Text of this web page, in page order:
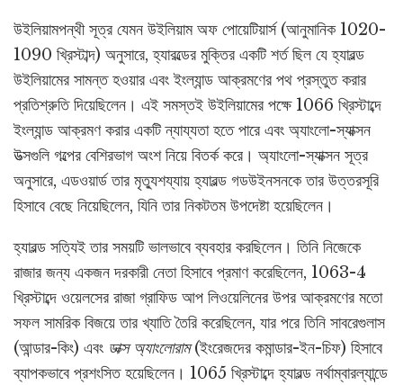
উইলিয়ামপন্থী সূত্র যেমন উইলিয়াম অফ পোয়েটিয়ার্স (আনুমানিক 1020-
1090 খ্রিস্টাব্দ) অনুসারে, হ্যারল্ডের মুক্তির একটি শর্ত ছিল যে হ্যারল্ড
উইলিয়ামের সামন্ত হওয়ার এবং ইংল্যান্ড আক্রমণের পথ প্রস্তুত করার
প্রতিশ্রুতি দিয়েছিলেন। এই সমস্তই উইলিয়ামের পক্ষে 1066 খ্রিস্টাব্দে
ইংল্যান্ড আক্রমণ করার একটি ন্যায্যতা হতে পারে এবং অ্যাংলো-স্যাক্সন
উত্সগুলি গল্পের বেশিরভাগ অংশ নিয়ে বিতর্ক করে। অ্যাংলো-স্যাক্সন সূত্র
অনুসারে, এডওয়ার্ড তার মৃত্যুশয্যায় হ্যারল্ড গডউইনসনকে তার উত্তরসূরি
হিসাবে বেছে নিয়েছিলেন, যিনি তার নিকটতম উপদেষ্টা হয়েছিলেন।
হ্যারল্ড সত্যিই তার সময়টি ভালভাবে ব্যবহার করছিলেন। তিনি নিজেকে
রাজার জন্য একজন দরকারী নেতা হিসাবে প্রমাণ করেছিলেন, 1063-4
খ্রিস্টাব্দে ওয়েলসের রাজা গ্রাফিড আপ লিওয়েলিনের উপর আক্রমণের মতো
সফল সামরিক বিজয়ে তার খ্যাতি তৈরি করেছিলেন, যার পরে তিনি সাবরেগুলাস
(আন্ডার-কিং) এবং ডাক্স অ্যাংলোরাম(ইংরেজদের কমান্ডার-ইন-চিফ) হিসাবে
ব্যাপকভাবে প্রশংসিত হয়েছিলেন। 1065 খ্রিস্টাব্দে হ্যারল্ড নর্থাম্বারল্যান্ডে